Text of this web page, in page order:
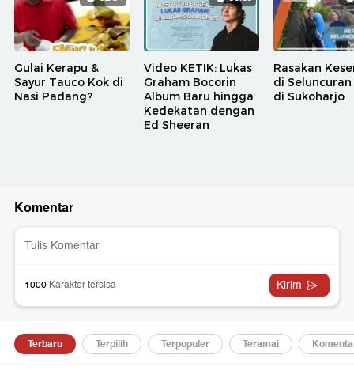
Gulai Kerapu &
Sayur Tauco Kok di
Nasi Padang?
Video KETIK: Lukas
Graham Bocorin
Album Baru hingga
Kedekatan dengan
Ed Sheeran
Rasakan
di
di Sukoharjo